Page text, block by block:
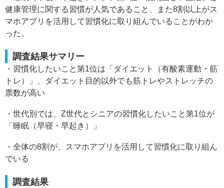
健康管理に関する習慣が人気であること、また8割以上がス
マホアプリを活用して習慣化に取り組んでいることがわか
った。
調査結果サマリー
・習慣化したいこと第1位は「ダイエット（有酸素運動・筋
トレ）」、ダイエット目的以外でも筋トレやストレッチの
票数が高い
・世代別では、Z世代とシニアの習慣化したいこと第1位が
「睡眠（早寝・早起き）」
・全体の8割が、スマホアプリを活用して習慣化に取り組ん
でいる
調査結果